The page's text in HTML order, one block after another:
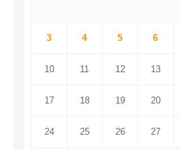
3 4 5 6
10 11 12 13
17 18 19 20
24 25 26 27